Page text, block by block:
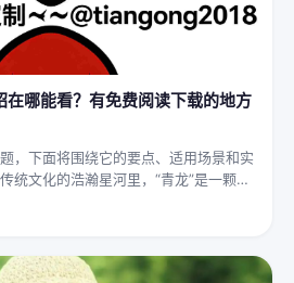
在哪能看？有免费阅读下载的地方
，下面将围绕它的要点、适用场景和实
统文化的浩瀚星河里，“青龙”是一颗璀
朱雀、玄武并称“四灵”，雄踞东方，是